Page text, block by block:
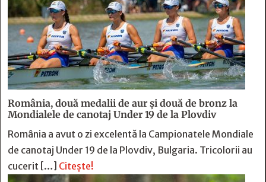
România, două medalii de aur și două de bronz la
Mondialele de canotaj Under 19 de la Plovdiv
România a avut o zi excelentă la Campionatele Mondiale
de canotaj Under 19 de la Plovdiv, Bulgaria. Tricolorii au
cucerit […] Citește!